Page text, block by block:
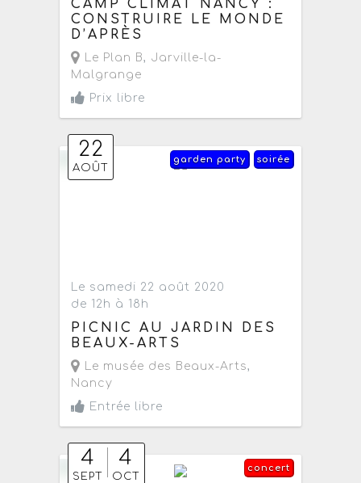
CAMP CLIMAT NANCY :
CONSTRUIRE LE MONDE
D’APRÈS
Le Plan B, Jarville-la-
Malgrange
Prix libre
22
AOÛT
soirée
garden party
Le samedi 22 août 2020
de 12h à 18h
PICNIC AU JARDIN DES
BEAUX-ARTS
Le musée des Beaux-Arts,
Nancy
Entrée libre
4
SEPT
4
OCT
concert